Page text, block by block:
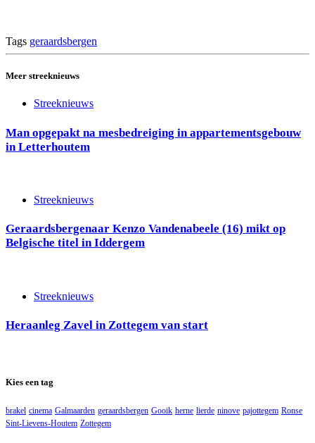
Tags geraardsbergen
Meer streeknieuws
Streeknieuws
Man opgepakt na mesbedreiging in appartementsgebouw
in Letterhoutem
Streeknieuws
Geraardsbergenaar Kenzo Vandenabeele (16) mikt op
Belgische titel in Iddergem
Streeknieuws
Heraanleg Zavel in Zottegem van start
Kies een tag
brakel cinema Galmaarden geraardsbergen Gooik herne lierde ninove pajottegem Ronse
Sint-Lievens-Houtem Zottegem